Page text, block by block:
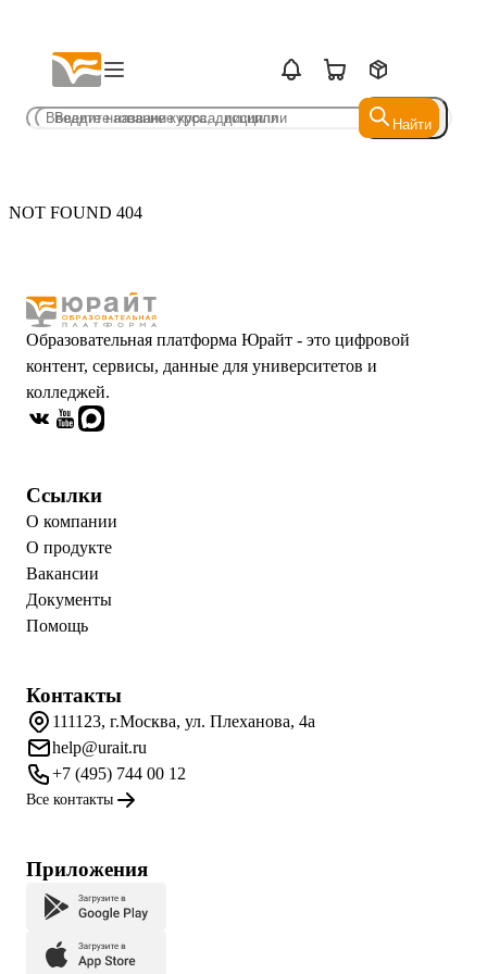
Найти
Найти
NOT FOUND 404
Образовательная платформа Юрайт - это цифровой
контент, сервисы, данные для университетов и
колледжей.
Ссылки
О компании
О продукте
Вакансии
Документы
Помощь
Контакты
111123, г.Москва, ул. Плеханова, 4а
help@urait.ru
+7 (495) 744 00 12
Все контакты
Приложения